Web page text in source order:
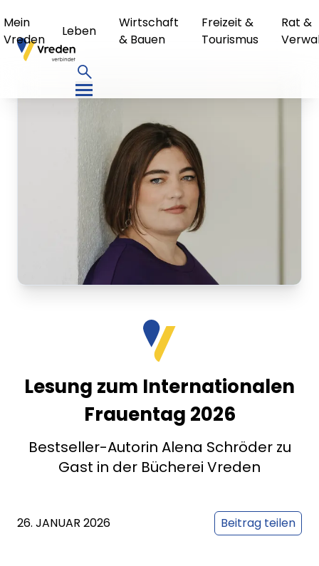
Mein
Vreden
Leben
Wirtschaft
& Bauen
Freizeit &
Tourismus
Rat &
Lesung zum Internationalen
Frauentag 2026
Bestseller-Autorin Alena Schröder zu
Gast in der Bücherei Vreden
26. JANUAR 2026 Beitrag teilen